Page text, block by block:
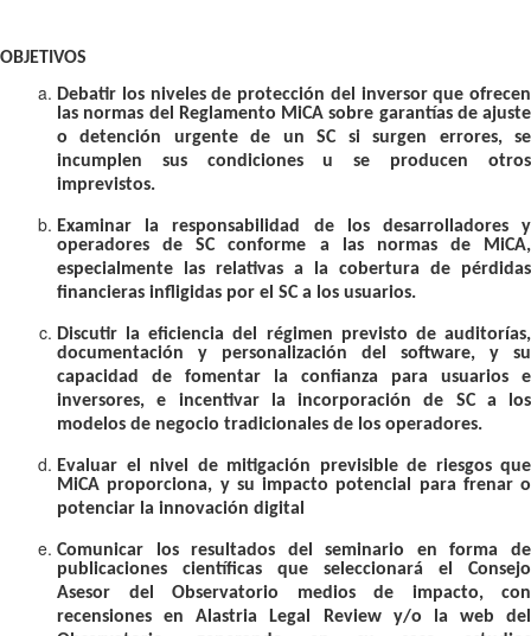
OBJETIVOS
Debatir los niveles de protección del inversor que ofrecen
las normas del Reglamento MiCA sobre garantías de ajuste
o detención urgente de un SC si surgen errores, se
incumplen sus condiciones u se producen otros
imprevistos.
Examinar la responsabilidad de los desarrolladores y
operadores de SC conforme a las normas de MiCA,
especialmente las relativas a la cobertura de pérdidas
financieras infligidas por el SC a los usuarios.
Discutir la eficiencia del régimen previsto de auditorías,
documentación y personalización del software, y su
capacidad de fomentar la confianza para usuarios e
inversores, e incentivar la incorporación de SC a los
modelos de negocio tradicionales de los operadores.
Evaluar el nivel de mitigación previsible de riesgos que
MiCA proporciona, y su impacto potencial para frenar o
potenciar la innovación digital
Comunicar los resultados del seminario en forma de
publicaciones científicas que seleccionará el Consejo
Asesor del Observatorio medios de impacto, con
recensiones en Alastria Legal Review y/o la web del